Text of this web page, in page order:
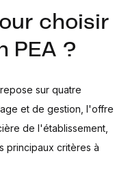
choisir
PEA ?
sur quatre
et de gestion, l'offre
de l'établissement,
principaux critères à